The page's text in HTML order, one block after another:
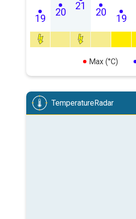
19
20
21
20
19
Max (°C)
TemperatureRadar